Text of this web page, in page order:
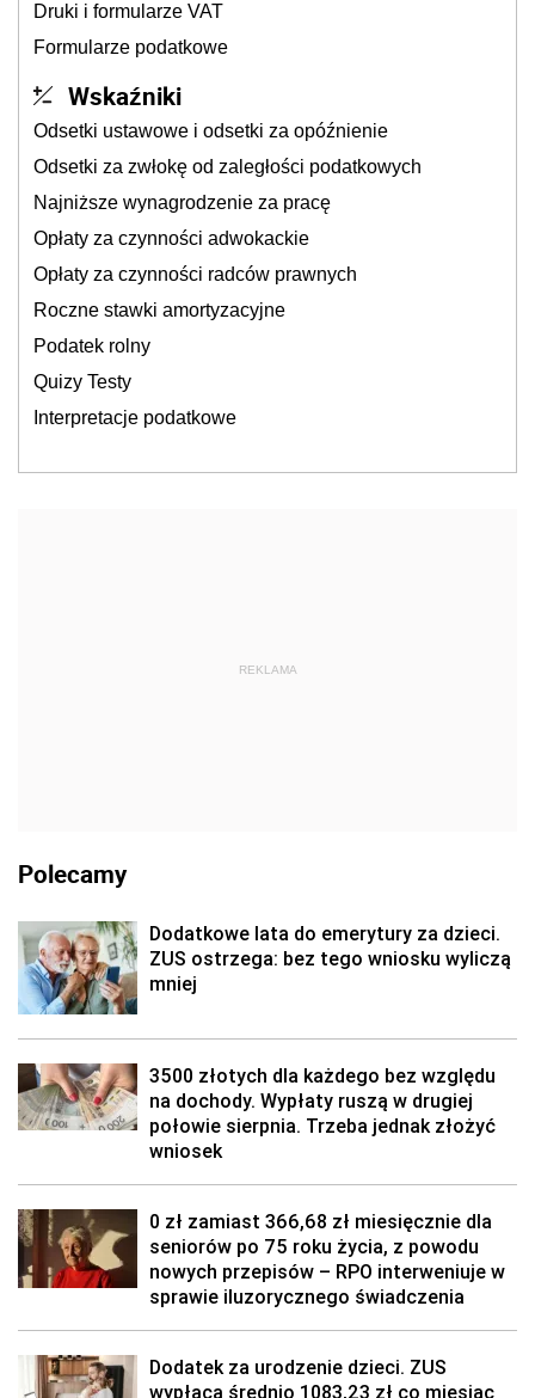
Druki i formularze VAT
Formularze podatkowe
Wskaźniki
Odsetki ustawowe i odsetki za opóźnienie
Odsetki za zwłokę od zaległości podatkowych
Najniższe wynagrodzenie za pracę
Opłaty za czynności adwokackie
Opłaty za czynności radców prawnych
Roczne stawki amortyzacyjne
Podatek rolny
Quizy Testy
Interpretacje podatkowe
REKLAMA
Polecamy
Dodatkowe lata do emerytury za dzieci.
ZUS ostrzega: bez tego wniosku wyliczą
mniej
3500 złotych dla każdego bez względu
na dochody. Wypłaty ruszą w drugiej
połowie sierpnia. Trzeba jednak złożyć
wniosek
0 zł zamiast 366,68 zł miesięcznie dla
seniorów po 75 roku życia, z powodu
nowych przepisów – RPO interweniuje w
sprawie iluzorycznego świadczenia
Dodatek za urodzenie dzieci. ZUS
wypłaca średnio 1083,23 zł co miesiąc